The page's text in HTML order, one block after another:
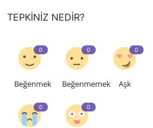
TEPKINIZ NEDIR?
0
Beğenmek
0
Beğenmemek
0
Aşk
0 0